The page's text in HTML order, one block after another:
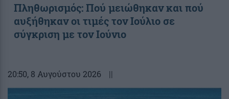
Πληθωρισμός: Πού μειώθηκαν και πού
αυξήθηκαν οι τιμές τον Ιούλιο σε
σύγκριση με τον Ιούνιο
20:50, 8 Αυγούστου 2026 ||